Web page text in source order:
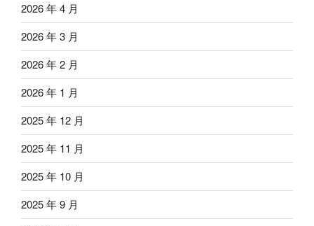
2026 年 4 月
2026 年 3 月
2026 年 2 月
2026 年 1 月
2025 年 12 月
2025 年 11 月
2025 年 10 月
2025 年 9 月